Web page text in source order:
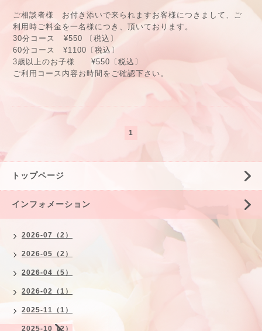
ご相談者様 お付き添いで来られますお客様につきまして、ご
利用時ご料金を一名様につき、頂いております。
30分コース ¥550 〔税込〕
60分コース ¥1100〔税込〕
3歳以上のお子様 ¥550〔税込〕
ご利用コース内容お時間をご確認下さい。
1
トップページ
インフォメーション
2026-07（2）
2026-05（2）
2026-04（5）
2026-02（1）
2025-11（1）
2025-10（2）